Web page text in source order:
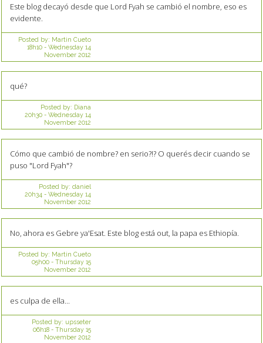
Este blog decayó desde que Lord Fyah se cambió el nombre, eso es
evidente.
Posted by: Martin Cueto
18h10- Wednesday 14
November 2012
qué?
Posted by: Diana
20h30- Wednesday 14
November 2012
Cómo que cambió de nombre? en serio?!? O querés decir cuando se
puso "Lord Fyah"?
Posted by: daniel
20h34 - Wednesday 14
November 2012
No, ahora es Gebre ya'Esat. Este blog está out, la papa es Ethiopía.
Posted by: Martin Cueto
05h00- Thursday 15
November 2012
es culpa de ella...
Posted by: upsseter
06h18- Thursday 15
November 2012